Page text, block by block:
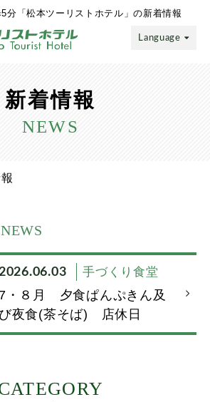
分「松本ツーリストホテル」の新着情報
Language
新着情報
NEWS
手づくり食堂
7・８月 夕食ぱんぷきん及
び夜食(茶そば) 店休日